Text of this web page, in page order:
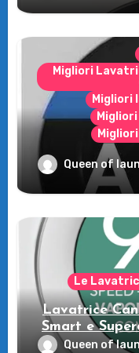
Migliori
Migliori
MultiWash:
Queen of
Le
Lavatrice
Smart e
Queen of